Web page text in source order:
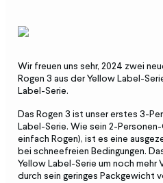
Wir freuen uns sehr, 2024 zwei
Rogen 3 aus der Yellow Label-
Label-Serie.
Das Rogen 3 ist unser erstes 3-
Label-Serie. Wie sein 2-Personen-
einfach Rogen), ist es eine
bei schneefreien Bedingungen.
Yellow Label-Serie um noch mehr
durch sein geringes Packgewicht